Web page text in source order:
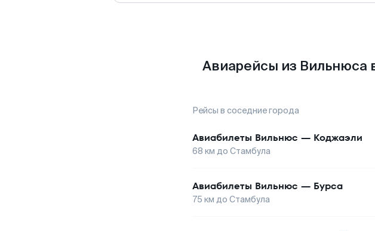
Авиарейсы из Вильнюса
Рейсы в соседние города
Авиабилеты Вильнюс — Коджаэли
68 км до Стамбула
Авиабилеты Вильнюс — Бурса
75 км до Стамбула